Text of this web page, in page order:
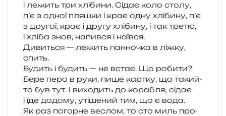
і лежить три хлі­би­ни. Сідає коло столу,
п’є з одної пля­шки і крає одну хлі­би­ну, п’є
з дру­гої, крає і другу хлі­би­ну, і так третю,
і хліба знов, напив­ся і наївся.
Дивиться — лежить пан­но­чка в ліжку,
спить.
Будить і будить — не встає. Що роби­ти?
Бере перо в руки, пише кар­тку, що такий-
то був тут. І вихо­дить до кора­бля; сідає
і їде додо­му, уті­ше­ний тим, що є вода.
Як раз погор­не веслом, то сто миль про­